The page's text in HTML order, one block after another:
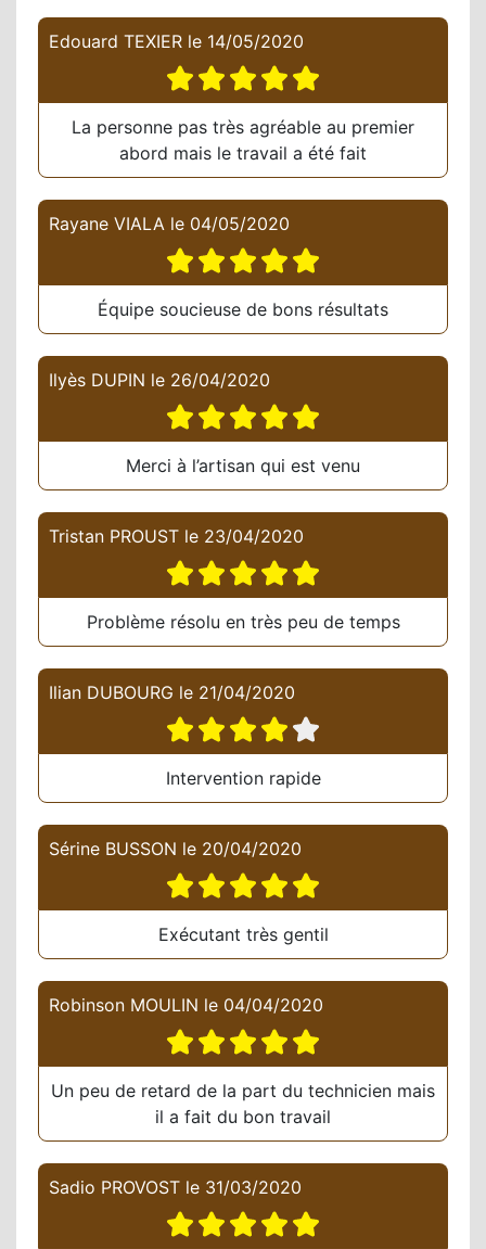
Edouard TEXIER le 14/05/2020
La personne pas très agréable au premier
abord mais le travail a été fait
Rayane VIALA le 04/05/2020
Équipe soucieuse de bons résultats
Ilyès DUPIN le 26/04/2020
Merci à l’artisan qui est venu
Tristan PROUST le 23/04/2020
Problème résolu en très peu de temps
Ilian DUBOURG le 21/04/2020
Intervention rapide
Sérine BUSSON le 20/04/2020
Exécutant très gentil
Robinson MOULIN le 04/04/2020
Un peu de retard de la part du technicien mais
il a fait du bon travail
Sadio PROVOST le 31/03/2020